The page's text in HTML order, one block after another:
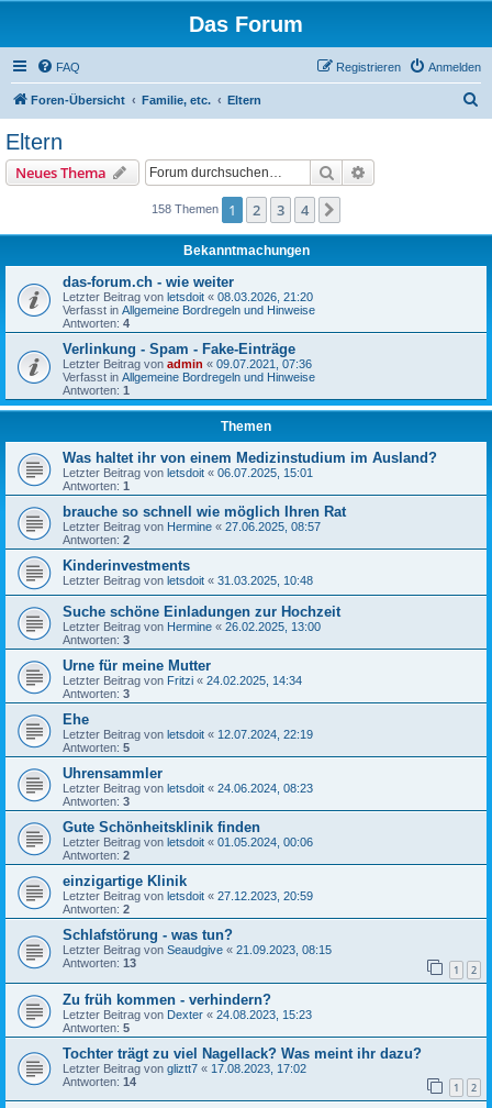
Das Forum
FAQ Anmelden
Registrieren
Foren-Übersicht Familie, etc. Eltern
Eltern
Neues Thema Suche
158 Themen 1 2 3 4
Bekanntmachungen
das-forum.ch - wie weiter
Letzter Beitrag von letsdoit « 08.03.2026, 21:20
Verfasst in Allgemeine Bordregeln und Hinweise
Antworten: 4
Verlinkung - Spam - Fake-Einträge
Letzter Beitrag von admin « 09.07.2021, 07:36
Verfasst in Allgemeine Bordregeln und Hinweise
Antworten: 1
Themen
Was haltet ihr von einem Medizinstudium im Ausland?
Letzter Beitrag von letsdoit « 06.07.2025, 15:01
Antworten: 1
brauche so schnell wie möglich Ihren Rat
Letzter Beitrag von Hermine « 27.06.2025, 08:57
Antworten: 2
Kinderinvestments
Letzter Beitrag von letsdoit « 31.03.2025, 10:48
Suche schöne Einladungen zur Hochzeit
Letzter Beitrag von Hermine « 26.02.2025, 13:00
Antworten: 3
Urne für meine Mutter
Letzter Beitrag von Fritzi « 24.02.2025, 14:34
Antworten: 3
Ehe
Letzter Beitrag von letsdoit « 12.07.2024, 22:19
Antworten: 5
Uhrensammler
Letzter Beitrag von letsdoit « 24.06.2024, 08:23
Antworten: 3
Gute Schönheitsklinik finden
Letzter Beitrag von letsdoit « 01.05.2024, 00:06
Antworten: 2
einzigartige Klinik
Letzter Beitrag von letsdoit « 27.12.2023, 20:59
Antworten: 2
Schlafstörung - was tun?
Letzter Beitrag von Seaudgive « 21.09.2023, 08:15
Antworten: 13 1 2
Zu früh kommen - verhindern?
Letzter Beitrag von Dexter « 24.08.2023, 15:23
Antworten: 5
Tochter trägt zu viel Nagellack? Was meint ihr dazu?
Letzter Beitrag von gliztt7 « 17.08.2023, 17:02
Antworten: 14 1 2